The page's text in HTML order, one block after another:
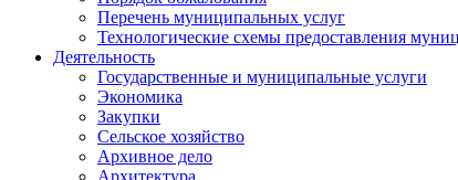
Перечень муниципальных услуг
Технологические схемы предоставления
Деятельность
Государственные и муниципальные услуги
Экономика
Закупки
Сельское хозяйство
Архивное дело